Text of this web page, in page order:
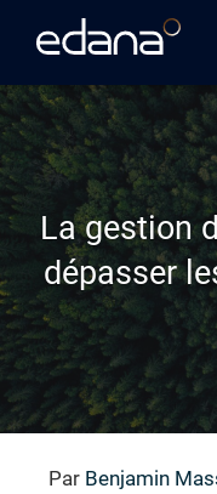
La gestion
dépasser
Par Benjamin